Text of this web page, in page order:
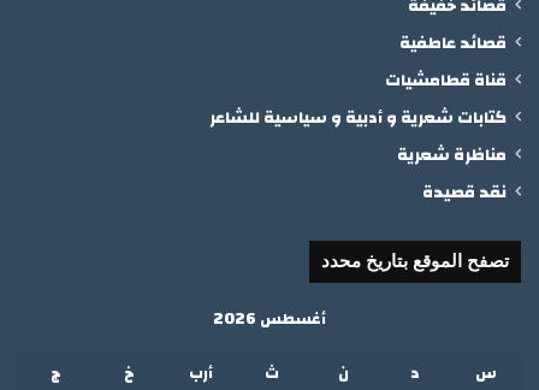
قصائد عاطفية
قناة قطامشيات
كتابات شعرية و أدبية و سياسية للشاعر
مناظرة شعرية
نقد قصيدة
تصفح الموقع بتاريخ محدد
أغسطس 2026
س
د ن ث أرب خ
ج